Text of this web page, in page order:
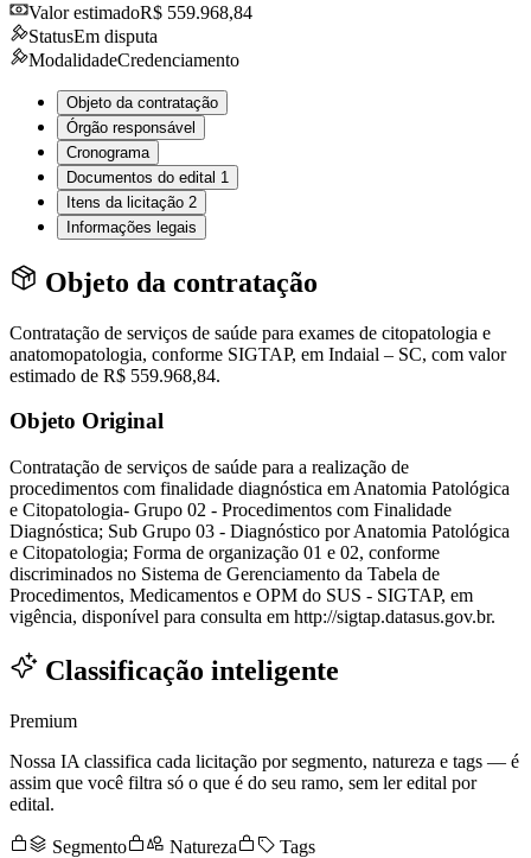
Valor estimadoR$ 559.968,84
StatusEm disputa
ModalidadeCredenciamento
Objeto da contratação
Órgão responsável
Cronograma
Documentos do edital 1
Itens da licitação 2
Informações legais
Objeto da contratação
Contratação de serviços de saúde para exames de citopatologia e
anatomopatologia, conforme SIGTAP, em Indaial – SC, com valor
estimado de R$ 559.968,84.
Objeto Original
Contratação de serviços de saúde para a realização de
procedimentos com finalidade diagnóstica em Anatomia Patológica
e Citopatologia- Grupo 02 - Procedimentos com Finalidade
Diagnóstica; Sub Grupo 03 - Diagnóstico por Anatomia Patológica
e Citopatologia; Forma de organização 01 e 02, conforme
discriminados no Sistema de Gerenciamento da Tabela de
Procedimentos, Medicamentos e OPM do SUS - SIGTAP, em
vigência, disponível para consulta em http://sigtap.datasus.gov.br.
Classificação inteligente
Premium
Nossa IA classifica cada licitação por segmento, natureza e tags — é
assim que você filtra só o que é do seu ramo, sem ler edital por
edital.
Segmento Natureza
Tags